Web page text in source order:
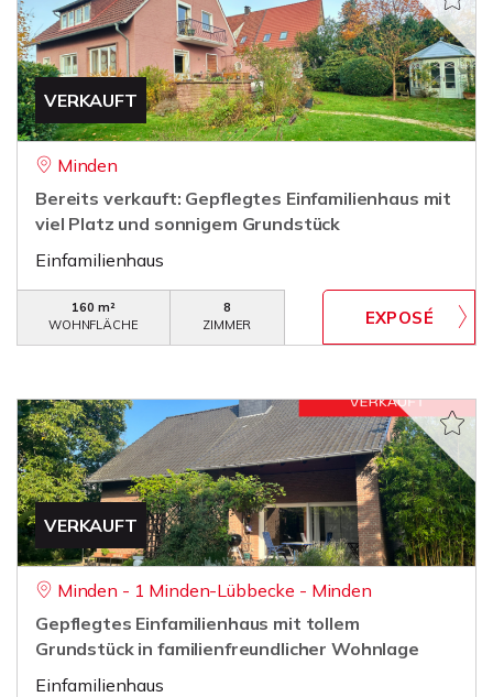
VERKAUFT
Minden
Bereits verkauft: Gepflegtes Einfamilienhaus mit
viel Platz und sonnigem Grundstück
Einfamilienhaus
160 m²
WOHNFLÄCHE
8
ZIMMER
VERKAUFT
Minden - 1 Minden-Lübbecke - Minden
Gepflegtes Einfamilienhaus mit tollem
Grundstück in familienfreundlicher Wohnlage
Einfamilienhaus